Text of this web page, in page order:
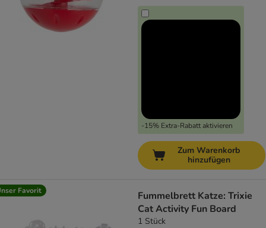
-15% Extra-Rabatt aktivieren
Zum Warenkorb
hinzufügen
Favorit
Fummelbrett Katze: Trixie
Cat Activity Fun Board
1 Stück